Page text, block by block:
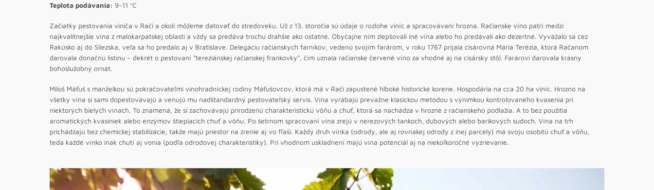
Teplota podávania: 9-11 °C
Začiatky pestovania viniča v Rači a okolí môžeme datovať do stredoveku. Už z 13. storočia sú údaje o rozlohe viníc a spracovávaní hrozna. Račianske víno patrí medzi
najkvalitnejšie vína z malokarpatskej oblasti a vždy sa predáva trochu drahšie ako ostatné. Obyčajne ním zlepšovali iné vína alebo ho predávali ako dezertné. Vyvážalo sa cez
Rakúsko aj do Sliezska, veľa sa ho predalo aj v Bratislave. Delegáciu račianskych farníkov, vedenú svojím farárom, v roku 1767 prijala cisárovná Mária Terézia, ktorá Račanom
darovala donačnú listinu – dekrét o pestovaní “tereziánskej račianskej frankovky”, čím uznala račianske červené víno za vhodné aj na cisársky stôl. Farárovi darovala krásny
bohoslužobný ornát.
Miloš Máťuš s manželkou sú pokračovateľmi vinohradníckej rodiny Máťušovcov, ktorá má v Rači zapustené hlboké historické korene. Hospodária na cca 20 ha viníc. Hrozno na
všetky vína si sami dopestovávajú a venujú mu nadštandardný pestovateľský servis. Vína vyrábajú prevažne klasickou metódou s výnimkou kontrolovaného kvasenia pri
niektorých bielych vínach. To znamená, že si zachovávajú prirodzenú charakteristickú vôňu a chuť, ktorá sa nachádza v hrozne z račianskeho podlažia. A to bez použitia
aromatických kvasiniek alebo enzýmov štiepiacich chuť a vôňu. Po šetrnom spracovaní vína zrejú v nerezových tankoch, dubových alebo barikových sudoch. Vína na trh
prichádzajú bez chemickej stabilizácie, takže majú priestor na zrenie aj vo fľaši. Každý druh vínka (odrody, ale aj rovnakej odrody z inej parcely) má svoju osobitú chuť a vôňu,
teda každé vínko inak chutí aj vonia (podľa odrodovej charakteristiky). Pri vhodnom uskladnení majú vína potenciál aj na niekoľkoročné vyzrievanie.